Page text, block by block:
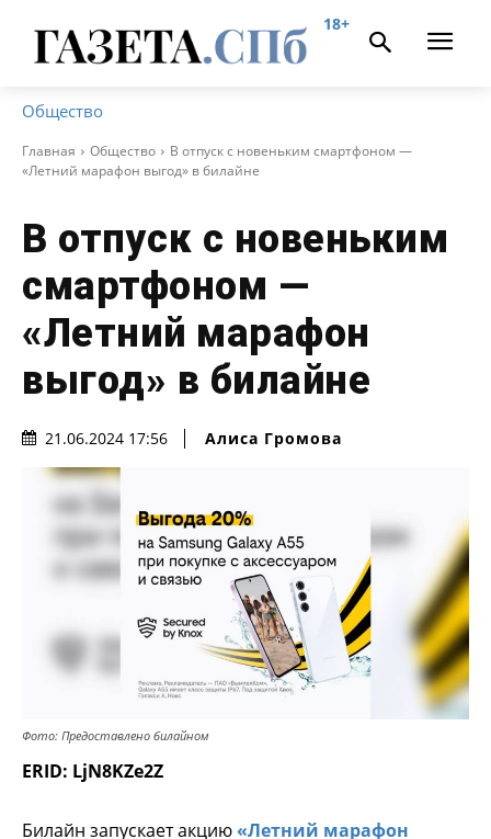
18+
Общество
Главная Общество
В отпуск с новеньким смартфоном —
«Летний марафон выгод» в билайне
В отпуск с новеньким
смартфоном —
«Летний марафон
выгод» в билайне
21.06.2024 17:56 Алиса Громова
Фото: Предоставлено билайном
ERID: LjN8KZe2Z
Билайн запускает акцию«Летний марафон